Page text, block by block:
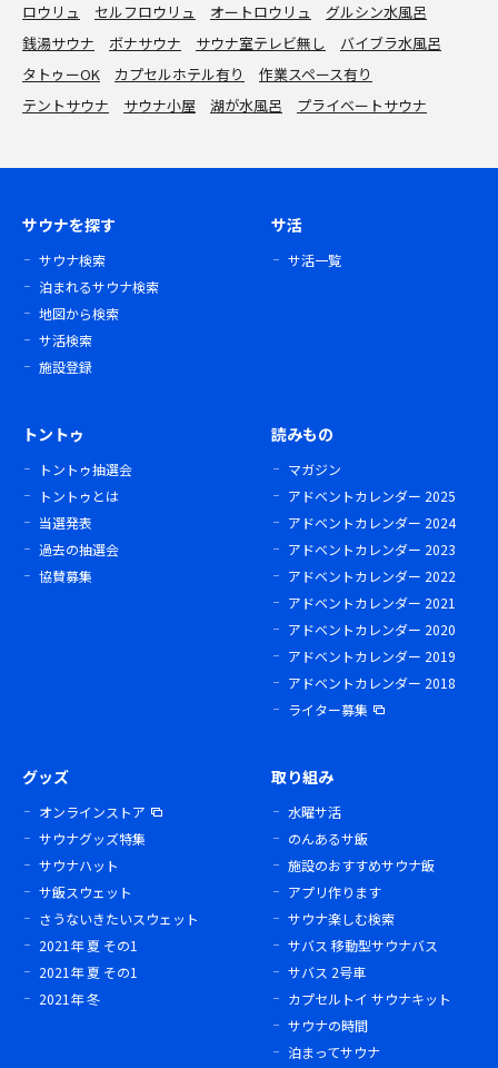
ロウリュ セルフロウリュ オートロウリュ
グルシン水風呂
銭湯サウナ
ボナサウナ サウナ室テレビ無し
バイブラ水風呂
タトゥーOK
カプセルホテル有り
作業スペース有り
テントサウナ
サウナ小屋 湖が水風呂 プライベートサウナ
サウナを探す
サウナ検索
泊まれるサウナ検索
地図から検索
サ活検索
施設登録
サ活
サ活一覧
トントゥ
トントゥ抽選会
トントゥとは
当選発表
過去の抽選会
協賛募集
読みもの
マガジン
アドベントカレンダー 2025
アドベントカレンダー 2024
アドベントカレンダー 2023
アドベントカレンダー 2022
アドベントカレンダー 2021
アドベントカレンダー 2020
アドベントカレンダー 2019
アドベントカレンダー 2018
ライター募集
グッズ
オンラインストア
サウナグッズ特集
サウナハット
サ飯スウェット
さうないきたいスウェット
2021年 夏 その1
2021年 夏 その1
2021年 冬
取り組み
水曜サ活
のんあるサ飯
施設のおすすめサウナ飯
アプリ作ります
サウナ楽しむ検索
サバス 移動型サウナバス
サバス 2号車
カプセルトイ サウナキット
サウナの時間
泊まってサウナ